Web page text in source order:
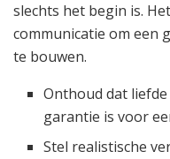
slechts het begin is.
communicatie om een
te bouwen.
Onthoud dat
garantie is voor
Stel realistische